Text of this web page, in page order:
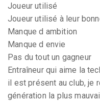
Joueur utilisé
Joueur utilisé à leur
Manque d ambition
Manque d envie
Pas du tout un gagneur
Entraîneur qui aime la
il est présent au club, je
génération la plus